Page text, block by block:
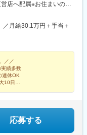
店へ配属※お住まいのエ
Iターン歓迎 ★マイカー
ください）＜勤務エリア
県・千葉県・埼玉県・
潟県・富山県・石川
愛知県・三重県◆近畿滋
県・奈良県◆中国・四国
・香川県・愛媛県・高
・長崎県・熊本県・大
ダイナシティ」など大型
施設での買い物ついで
らなる企業拡大を目指
月給30.1万円＋手当＋
／／
績多数
連休OK
10日）
応募する